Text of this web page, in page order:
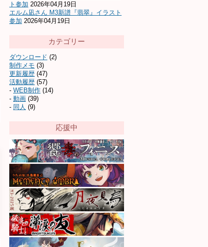
ト参加 2026年04月19日
エルム凪さん M3新譜『翡翠』イラスト
参加 2026年04月19日
カテゴリー
ダウンロード (2)
制作メモ (3)
更新履歴 (47)
活動履歴 (57)
WEB制作 (14)
動画 (39)
同人 (9)
応援中